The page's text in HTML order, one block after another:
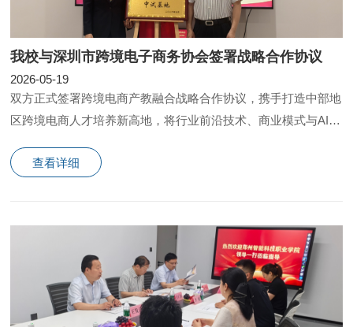
我校与深圳市跨境电子商务协会签署战略合作协议
2026-05-19
双方正式签署跨境电商产教融合战略合作协议，携手打造中部地
区跨境电商人才培养新高地，将行业前沿技术、商业模式与AI应
查看详细